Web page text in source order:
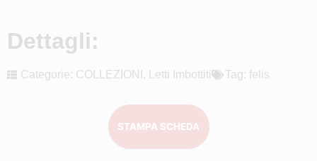
Dettagli:
Categorie: COLLEZIONI , Letti Imbottiti Tag: felis
STAMPA SCHEDA